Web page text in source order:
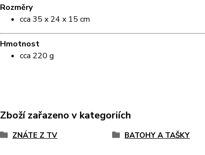
Rozměry
cca 35 x 24 x 15 cm
Hmotnost
cca 220 g
Zboží zařazeno v kategoriích
ZNÁTE Z TV BATOHY A TAŠKY